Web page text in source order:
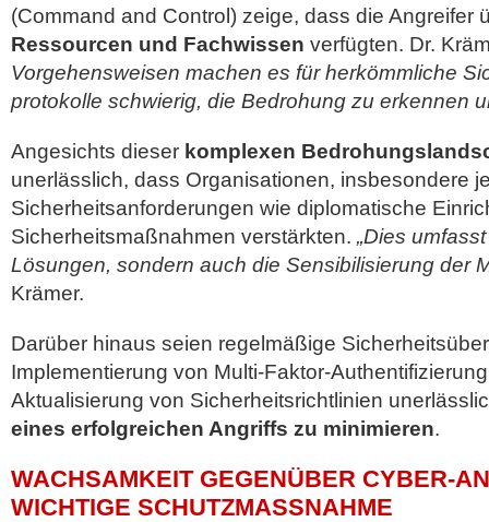
(Command and Control) zeige, dass die Angreifer
Ressourcen und Fachwissen verfügten. Dr.
Vorgehensweisen machen es für herkömmliche
protokolle schwierig, die Bedrohung zu erkennen
Angesichts dieser komplexen
unerlässlich, dass Organisationen, insbesondere
Sicherheitsanforderungen wie diplomatische
Sicherheitsmaßnahmen verstärkten. „Dies
Lösungen, sondern auch die Sensibilisierung der
Krämer.
Darüber hinaus seien regelmäßige
Implementierung von Multi-Faktor-
Aktualisierung von Sicherheitsrichtlinien
eines erfolgreichen Angriffs zu minimieren.
WACHSAMKEIT GEGENÜBER CYBER-
WICHTIGE SCHUTZMASSNAHME